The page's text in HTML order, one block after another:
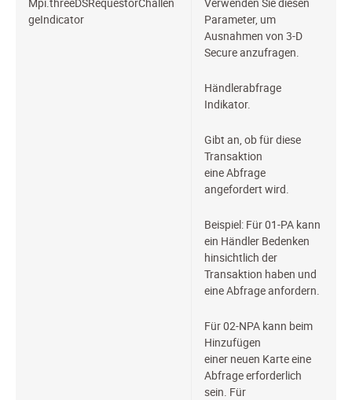
geIndicator
Parameter, um
Ausnahmen von 3-D
Secure anzufragen.
Händlerabfrage
Indikator.
Gibt an, ob für diese
Transaktion
eine Abfrage
angefordert wird.
Beispiel: Für 01-PA kann
ein Händler Bedenken
hinsichtlich der
Transaktion haben und
eine Abfrage anfordern.
Für 02-NPA kann beim
Hinzufügen
einer neuen Karte eine
Abfrage erforderlich
sein. Für